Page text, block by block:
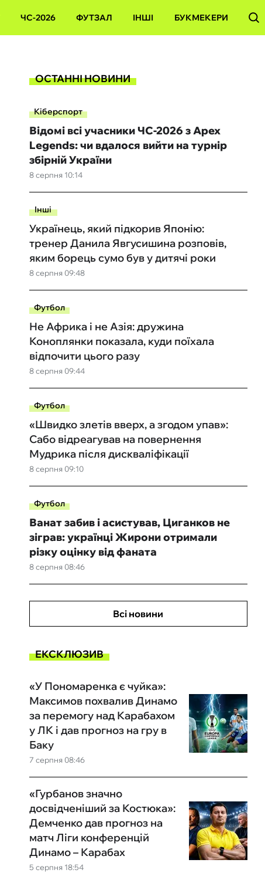
ЧС-2026 ФУТЗАЛ ІНШІ БУКМЕКЕРИ
ОСТАННІ НОВИНИ
Кіберспорт
8 серпня 10:14
Відомі всі учасники ЧС-2026 з Apex
Legends: чи вдалося вийти на турнір
збірній України
Інші
8 серпня 09:48
Українець, який підкорив Японію:
тренер Данила Явгусишина розповів,
яким борець сумо був у дитячі роки
Футбол
8 серпня 09:44
Не Африка і не Азія: дружина
Коноплянки показала, куди поїхала
відпочити цього разу
Футбол
8 серпня 09:10
«Швидко злетів вверх, а згодом упав»:
Сабо відреагував на повернення
Мудрика після дискваліфікації
Футбол
8 серпня 08:46
Ванат забив і асистував, Циганков не
зіграв: українці Жирони отримали
різку оцінку від фаната
Всі новини
ЕКСКЛЮЗИВ
7 серпня 08:46
«У Пономаренка є чуйка»:
Максимов похвалив Динамо
за перемогу над Карабахом
у ЛК і дав прогноз на гру в
Баку
5 серпня 18:54
«Гурбанов значно
досвідченіший за Костюка»:
Демченко дав прогноз на
матч Ліги конференцій
Динамо – Карабах